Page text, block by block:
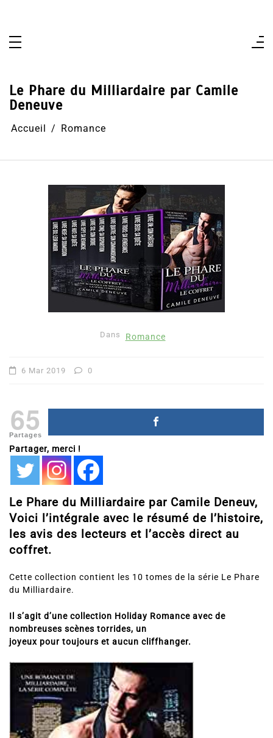
Le Phare du Milliardaire par Camile
Deneuve
Accueil Romance
Dans Romance
6 Mar 2019 0
65
Partages
Partager, merci !
Le Phare du Milliardaire par Camile Deneuv,
Voici l’intégrale avec le résumé de l’histoire,
les avis des lecteurs et l’accès direct au
coffret.
Cette collection contient les 10 tomes de la série Le Phare
du Milliardaire.
Il s’agit d’une collection Holiday Romance avec de
nombreuses scènes torrides, un
joyeux pour toujours et aucun cliffhanger.